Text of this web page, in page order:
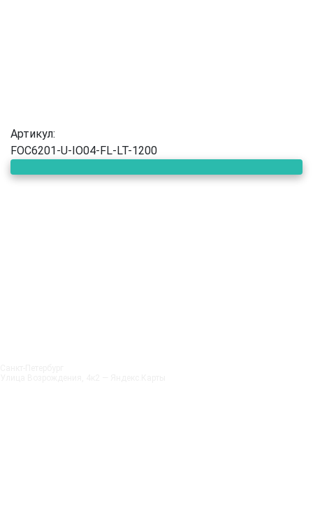
Артикул:
FOC6201-U-IO04-FL-LT-1200